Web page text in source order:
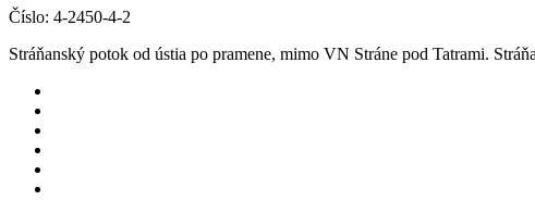
Číslo: 4-2450-4-2
Stráňanský potok od ústia po pramene, mimo VN Stráne pod Tatrami.